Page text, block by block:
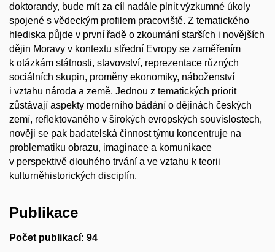
doktorandy, bude mít za cíl nadále plnit výzkumné úkoly
spojené s vědeckým profilem pracoviště. Z tematického
hlediska půjde v první řadě o zkoumání starších i novějších
dějin Moravy v kontextu střední Evropy se zaměřením
k otázkám státnosti, stavovství, reprezentace různých
sociálních skupin, proměny ekonomiky, náboženství
i vztahu národa a země. Jednou z tematických priorit
zůstávají aspekty moderního bádání o dějinách českých
zemí, reflektovaného v širokých evropských souvislostech,
nověji se pak badatelská činnost týmu koncentruje na
problematiku obrazu, imaginace a komunikace
v perspektivě dlouhého trvání a ve vztahu k teorii
kulturněhistorických disciplín.
Publikace
Počet publikací: 94